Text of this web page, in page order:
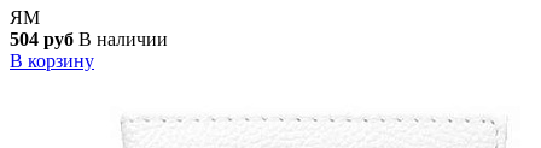
ЯМ
504 руб В наличии
В корзину